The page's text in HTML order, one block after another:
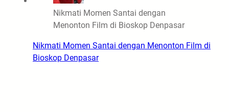
Nikmati Momen Santai dengan
Menonton Film di Bioskop Denpasar
Nikmati Momen Santai dengan Menonton Film di
Bioskop Denpasar